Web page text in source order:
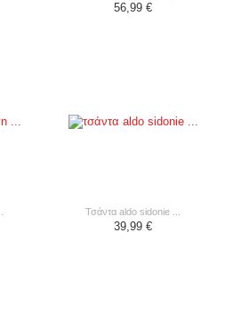
56,99 €
τσάντα aldo sidonie ...
39,99 €